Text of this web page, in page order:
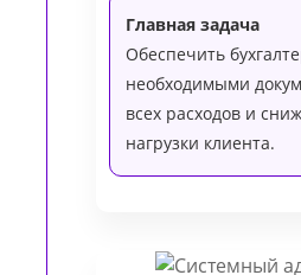
Главная задача
Обеспечить
необходимыми
всех расходов и
нагрузки клиента.